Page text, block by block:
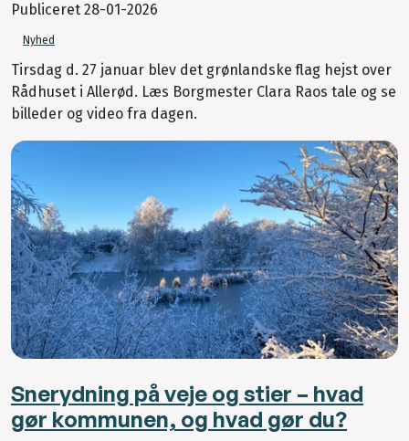
Publiceret 28-01-2026
Nyhed
Tirsdag d. 27 januar blev det grønlandske flag hejst over
Rådhuset i Allerød. Læs Borgmester Clara Raos tale og se
billeder og video fra dagen.
Snerydning på veje og stier – hvad
gør kommunen, og hvad gør du?